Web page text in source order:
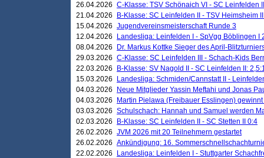
26.04.2026 C-Klasse: TSV Schönaich VI - SC Leinfelden
21.04.2026
B-Klasse: SC Leinfelden II - TSV Heimsheim
15.04.2026 Jugendvereinsmeisterschaft Runde 3
12.04.2026
Landesliga: Leinfelden I - SpVgg Böblingen I
08.04.2026
Dr. Markus Kottke Sieger des April-
29.03.2026 C-Klasse: SC Leinfelden III - Schach-Kids
22.03.2026
B-Klasse: SV Nagold II - SC Leinfelden II:
15.03.2026
Landesliga: Schmiden/Cannstatt II -
04.03.2026
Neue Mitglieder Yassin Meftahi und Jonas
04.03.2026
Martin Pielawa (Freibauer Esslingen)
03.03.2026 Schulschach: Hannah und Samuel werden
02.03.2026
B-Klasse: SC Leinfelden II - SC Stetten II 0:4
26.02.2026 JVM 2026 mit 20 Teilnehmern gestartet
26.02.2026 Ankündigung: 16.
22.02.2026
Landesliga: Leinfelden I - Stuttgarter